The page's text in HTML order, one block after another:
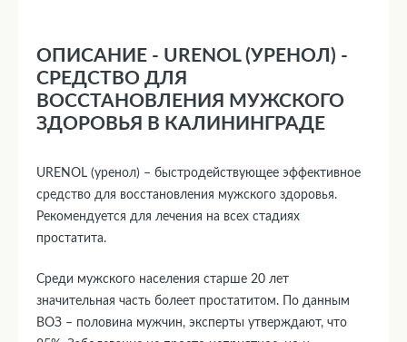
ОПИСАНИЕ - URENOL (УРЕНОЛ) -
СРЕДСТВО ДЛЯ
ВОССТАНОВЛЕНИЯ МУЖСКОГО
ЗДОРОВЬЯ В КАЛИНИНГРАДЕ
URENOL (уренол) – быстродействующее эффективное
средство для восстановления мужского здоровья.
Рекомендуется для лечения на всех стадиях
простатита.
Среди мужского населения старше 20 лет
значительная часть болеет простатитом. По данным
ВОЗ – половина мужчин, эксперты утверждают, что